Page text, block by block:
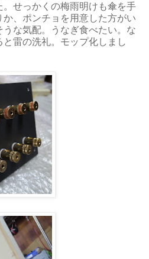
せっかくの梅雨明けも傘を手
、ポンチョを用意した方がい
な気配。うなぎ食べたい。な
雷の洗礼。モップ化しまし